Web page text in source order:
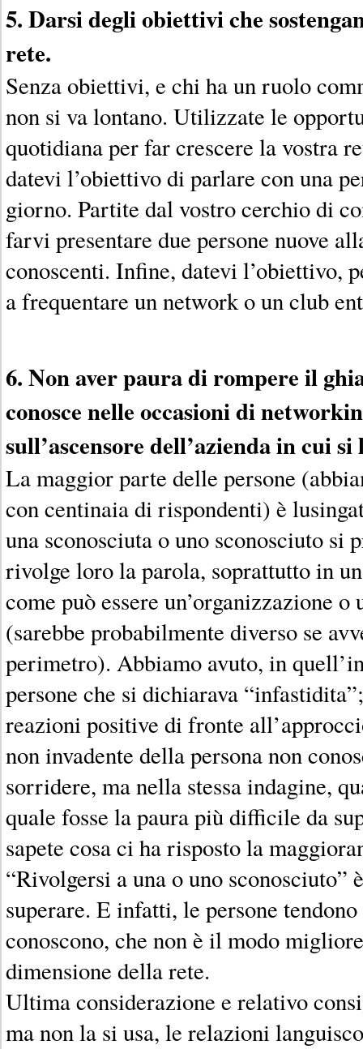
5. Darsi degli obiettivi che
rete.
Senza obiettivi, e chi ha un ruolo
non si va lontano. Utilizzate le
quotidiana per far crescere la vostra
datevi l’obiettivo di parlare con una
giorno. Partite dal vostro cerchio di
farvi presentare due persone nuove
conoscenti. Infine, datevi l’obiettivo,
a frequentare un network o un club
6. Non aver paura di rompere il
conosce nelle occasioni di
sull’ascensore dell’azienda in cui si
La maggior parte delle persone
con centinaia di rispondenti) è
una sconosciuta o uno sconosciuto si
rivolge loro la parola, soprattutto in
come può essere un’organizzazione o
(sarebbe probabilmente diverso se
perimetro). Abbiamo avuto, in
persone che si dichiarava
reazioni positive di fronte
non invadente della persona non
sorridere, ma nella stessa indagine,
quale fosse la paura più difficile da
sapete cosa ci ha risposto la
“Rivolgersi a una o uno
superare. E infatti, le persone
conoscono, che non è il modo
dimensione della rete.
Ultima considerazione e relativo
ma non la si usa, le relazioni